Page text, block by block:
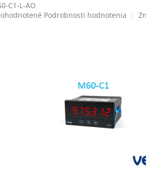
C1-L-AO
Podrobnosti hodnotenia